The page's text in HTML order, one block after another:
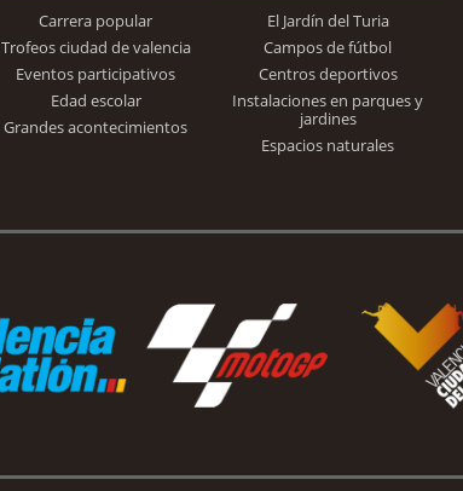
Trinidad Alfonso
Carrera popular
Trofeos ciudad de valencia
Eventos participativos
Edad escolar
Grandes acontecimientos
El Jardín del Turia
Campos de fútbol
Centros deportivos
Instalaciones en parques y
jardines
Espacios naturales